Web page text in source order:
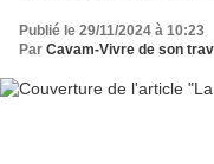
Publié le 29/11/2024 à 10:23
Par Cavam-Vivre de son